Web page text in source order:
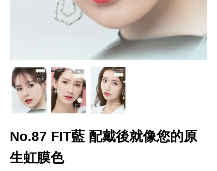
No.87 FIT藍 配戴後就像您的原
生虹膜色